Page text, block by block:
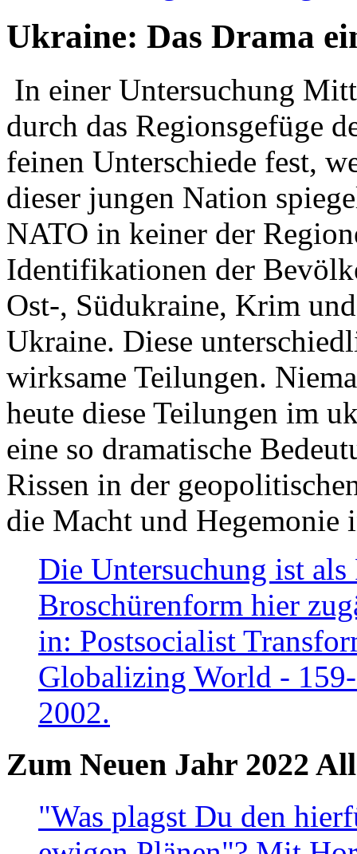
Ukraine: Das Drama
In einer Untersuchung
durch das Regionsgefüge
feinen Unterschiede fest,
dieser jungen Nation
NATO in keiner der
Identifikationen der
Ost-, Südukraine, Krim
Ukraine. Diese
wirksame Teilungen.
heute diese Teilungen im
eine so dramatische
Rissen in der
die Macht und Hegemonie
Die Untersuchung ist
Broschürenform hier
in: Postsocialist
Globalizing World -
2002.
Zum Neuen Jahr 2022
"Was plagst Du den